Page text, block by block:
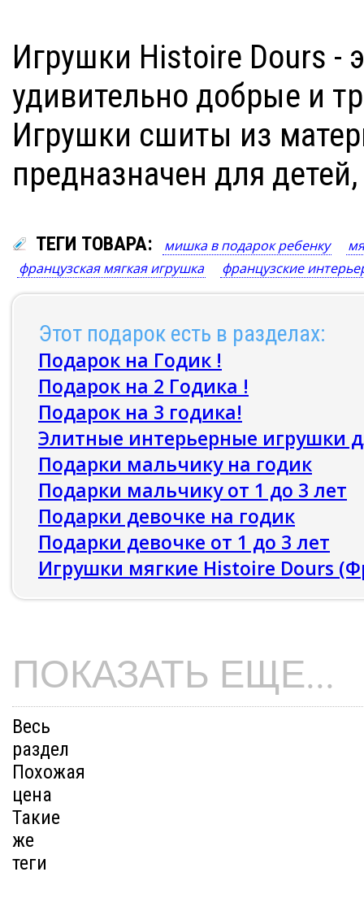
Игрушки Histoire Dours -
удивительно добрые и
Игрушки сшиты из
предназначен для
ТЕГИ ТОВАРА: мишка в подарок ребенку
французская мягкая игрушка
французские
Этот подарок есть в разделах:
Подарок на Годик !
Подарок на 2 Годика !
Подарок на 3 годика!
Элитные интерьерные игрушки
Подарки мальчику на годик
Подарки мальчику от 1 до 3 лет
Подарки девочке на годик
Подарки девочке от 1 до 3 лет
Игрушки мягкие Histoire Dours
ПОКАЗАТЬ ЕЩЕ...
Весь
раздел
Похожая
цена
Такие
же
теги